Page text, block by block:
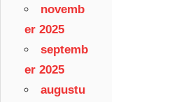
novemb
er 2025
septemb
er 2025
augustu